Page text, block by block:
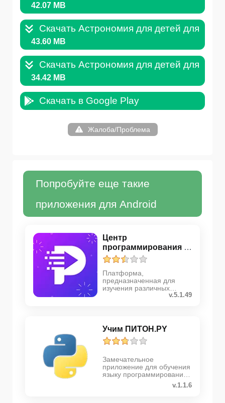
42.07 MB
Скачать Астрономия для детей для
43.60 MB
Скачать Астрономия для детей для
34.42 MB
Скачать в Google Play
Жалоба/Проблема
Попробуйте еще такие
приложения для Android
Центр
программирования -
код
Платформа,
предназначенная для
изучения различных
языков программирования
v.5.1.49
Учим ПИТОН.PY
Замечательное
приложение для обучения
языку программирования
v.1.1.6